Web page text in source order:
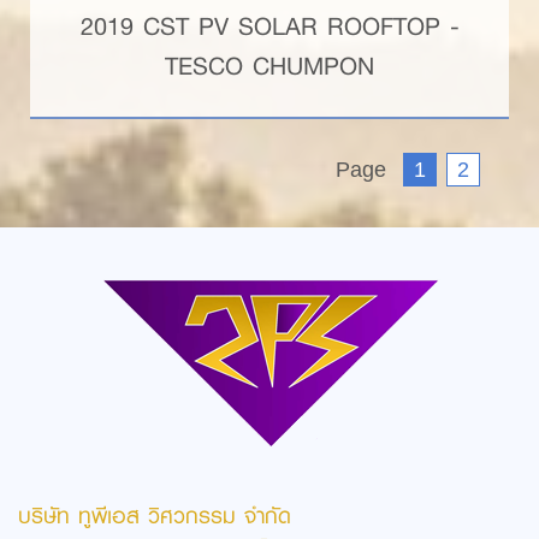
2019 CST PV SOLAR ROOFTOP -
TESCO CHUMPON
Page 1 2
บริษัท ทูพีเอส วิศวกรรม จำกัด